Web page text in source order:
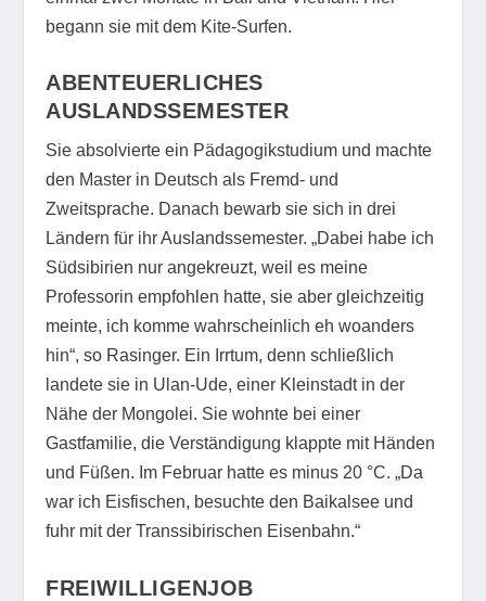
begann sie mit dem Kite-Surfen.
ABENTEUERLICHES
AUSLANDSSEMESTER
Sie absolvierte ein Pädagogikstudium und machte
den Master in Deutsch als Fremd- und
Zweitsprache. Danach bewarb sie sich in drei
Ländern für ihr Auslandssemester. „Dabei habe ich
Südsibirien nur angekreuzt, weil es meine
Professorin empfohlen hatte, sie aber gleichzeitig
meinte, ich komme wahrscheinlich eh woanders
hin“, so Rasinger. Ein Irrtum, denn schließlich
landete sie in Ulan-Ude, einer Kleinstadt in der
Nähe der Mongolei. Sie wohnte bei einer
Gastfamilie, die Verständigung klappte mit Händen
und Füßen. Im Februar hatte es minus 20 °C. „Da
war ich Eisfischen, besuchte den Baikalsee und
fuhr mit der Transsibirischen Eisenbahn.“
FREIWILLIGENJOB